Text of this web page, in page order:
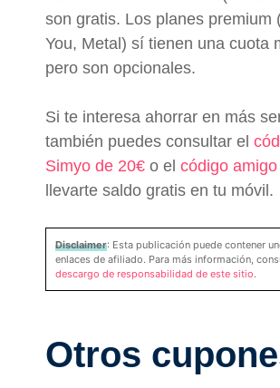
son gratis. Los planes premium
You, Metal) sí tienen una cuota
pero son opcionales.
Si te interesa ahorrar en más
también puedes consultar el
Simyo de 20€ o el código
llevarte saldo gratis en tu móvil.
Disclaimer: Esta publicación puede contener
enlaces de afiliado. Para más información,
descargo de responsabilidad de este sitio.
Otros